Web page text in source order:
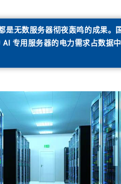
无数服务器彻夜轰鸣的成果。
专用服务器的电力需求占数据